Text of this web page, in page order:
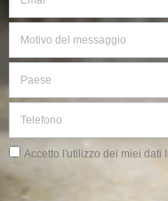
del
messaggio
Privacy
Accetto l'utilizzo dei miei dati